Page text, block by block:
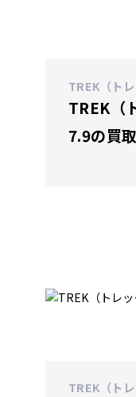
TREK（トレ
TREK（
7.9の買取
TREK（トレ